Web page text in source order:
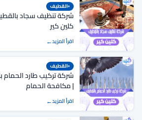
القطيف
كلين كير
اقرأ المزيد
القطيف
| مكافحة الحمام
اقرأ المزيد